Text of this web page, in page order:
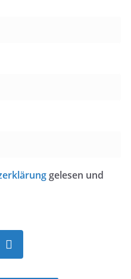
gelesen und